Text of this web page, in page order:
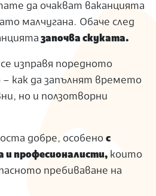
да очакват ваканцията
малчугана. Обаче след
започва скуката.
изправя поредното
как да запълнят времето
но и ползотворни
добре, особено с
и професионалисти, които
пребиваване на